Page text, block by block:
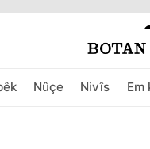
Nûçe Nivîs Em